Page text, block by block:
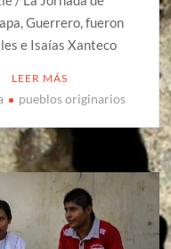
Guerrero, fueron
e Isaías Xanteco
LEER MÁS
pueblos originarios